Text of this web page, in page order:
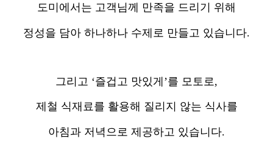
도미에서는 고객님께 만족을 드리기 위해
정성을 담아 하나하나 수제로 만들고 있습니다.
그리고 ‘즐겁고 맛있게’를 모토로,
제철 식재료를 활용해 질리지 않는 식사를
아침과 저녁으로 제공하고 있습니다.